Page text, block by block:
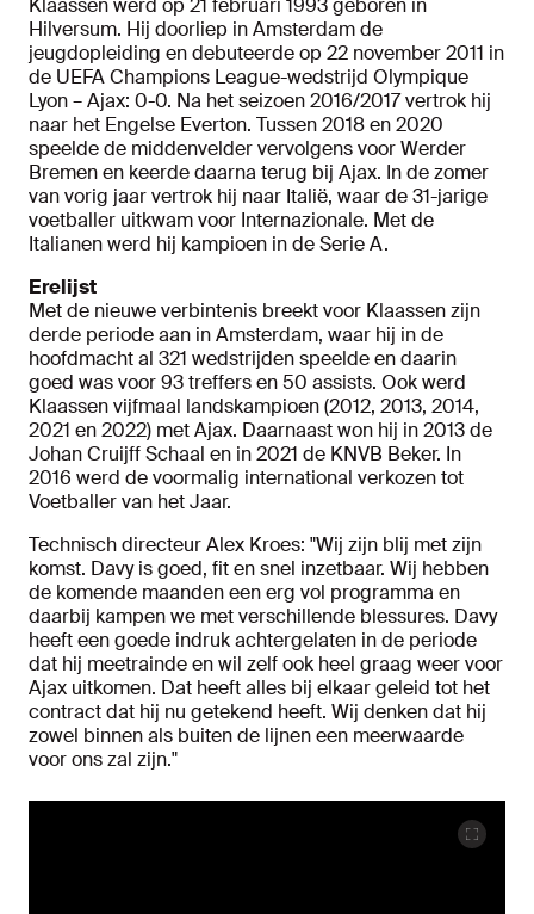
Klaassen werd op 21 februari 1993 geboren in
Hilversum. Hij doorliep in Amsterdam de
jeugdopleiding en debuteerde op 22 november 2011 in
de UEFA Champions League-wedstrijd Olympique
Lyon – Ajax: 0-0. Na het seizoen 2016/2017 vertrok hij
naar het Engelse Everton. Tussen 2018 en 2020
speelde de middenvelder vervolgens voor Werder
Bremen en keerde daarna terug bij Ajax. In de zomer
van vorig jaar vertrok hij naar Italië, waar de 31-jarige
voetballer uitkwam voor Internazionale. Met de
Italianen werd hij kampioen in de Serie A.
Erelijst
Met de nieuwe verbintenis breekt voor Klaassen zijn
derde periode aan in Amsterdam, waar hij in de
hoofdmacht al 321 wedstrijden speelde en daarin
goed was voor 93 treffers en 50 assists. Ook werd
Klaassen vijfmaal landskampioen (2012, 2013, 2014,
2021 en 2022) met Ajax. Daarnaast won hij in 2013 de
Johan Cruijff Schaal en in 2021 de KNVB Beker. In
2016 werd de voormalig international verkozen tot
Voetballer van het Jaar.
Technisch directeur Alex Kroes: "Wij zijn blij met zijn
komst. Davy is goed, fit en snel inzetbaar. Wij hebben
de komende maanden een erg vol programma en
daarbij kampen we met verschillende blessures. Davy
heeft een goede indruk achtergelaten in de periode
dat hij meetrainde en wil zelf ook heel graag weer voor
Ajax uitkomen. Dat heeft alles bij elkaar geleid tot het
contract dat hij nu getekend heeft. Wij denken dat hij
zowel binnen als buiten de lijnen een meerwaarde
voor ons zal zijn."